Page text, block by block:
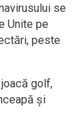
se
Unite pe
peste
golf,
și